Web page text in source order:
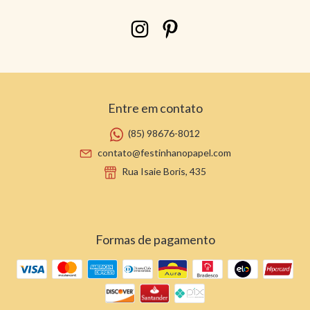
Entre em contato
(85) 98676-8012
contato@festinhanopapel.com
Rua Isaie Boris, 435
Formas de pagamento